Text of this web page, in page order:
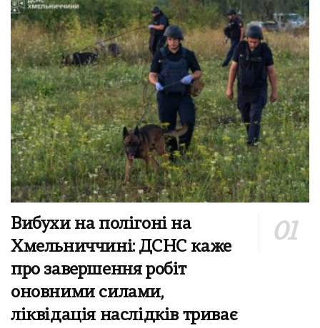
Вибухи на полігоні на
Хмельниччині: ДСНС каже
про завершення робіт
оновними силами,
ліквідація наслідків триває